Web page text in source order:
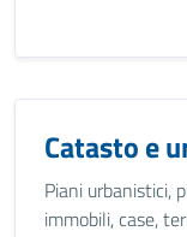
Catasto e
Piani urbanistici,
immobili, case,